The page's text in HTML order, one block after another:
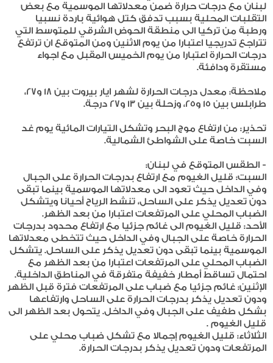
لبنان مع درجات حرارة ضمن معدلاتها الموسمية مع بعض
التقلبات المحلية بسبب تدفق كتل هوائية باردة نسبيا
ورطبة من تركيا الى منطقة الحوض الشرقي للمتوسط التي
تتراجع تدريجيا اعتبارا من يوم الاثنين ومن المتوقع ان ترتفع
درجات الحرارة اعتبارا من يوم الخميس المقبل مع اجواء
مستقرة ودافئة.
ملاحظة: معدل درجات الحرارة لشهر ايار بيروت بين 18 و27،
طرابلس بين 15 و25، وزحلة بين 13 و27 درجة.
تحذير: من ارتفاع موج البحر وتشكل التيارات المائية يوم غد
السبت خاصة على الشواطئ الشمالية.
- الطقس المتوقع في لبنان:
السبت: قليل الغيوم مع ارتفاع بدرجات الحرارة على الجبال
وفي الداخل حيث تعود الى معدلاتها الموسمية بينما تبقى
دون تعديل يذكر على الساحل، تنشط الرياح أحيانا ويتشكل
الضباب المحلي على المرتفعات اعتبارا من بعد الظهر.
الأحد: قليل الغيوم الى غائم جزئيا مع ارتفاع محدود بدرجات
الحرارة خاصة على الجبال وفي الداخل حيث تتخطى معدلاتها
الموسمية بينما تبقى دون تعديل يذكر على الساحل. يتشكل
الضباب المحلي على المرتفعات اعتبارا من بعد الظهر مع
احتمال تساقط أمطار خفيفة متفرقة في المناطق الداخلية.
الإثنين: غائم جزئيا مع ضباب على المرتفعات فترة قبل الظهر
ودون تعديل يذكر بدرجات الحرارة على الساحل وارتفاعها
بشكل طفيف على الجبال وفي الداخل. يتحول بعد الظهر الى
قليل الغيوم .
الثلاثاء: قليل الغيوم إجمالا مع تشكل ضباب محلي على
المرتفعات ودون تعديل يذكر بدرجات الحرارة.